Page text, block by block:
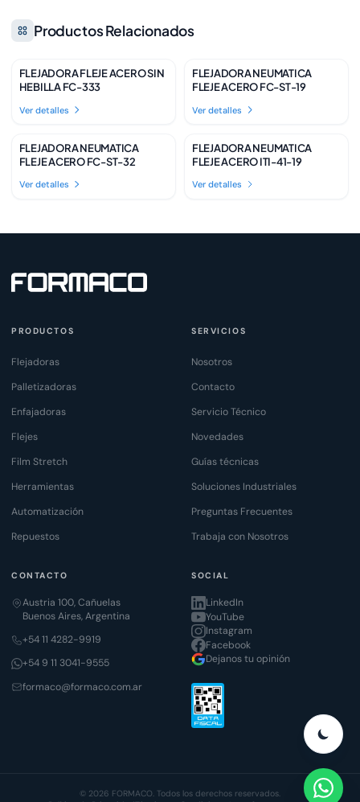
Productos Relacionados
Disponible
FLEJADORA FLEJE ACERO SIN
HEBILLA FC-333
Ver detalles
Disponible
FLEJADORA NEUMATICA
FLEJE ACERO FC-ST-19
Ver detalles
Disponible
FLEJADORA NEUMATICA
FLEJE ACERO FC-ST-32
Ver detalles
Disponible
FLEJADORA NEUMATICA
FLEJE ACERO ITI-41-19
Ver detalles
PRODUCTOS
Flejadoras
Palletizadoras
Enfajadoras
Flejes
Film Stretch
Herramientas
Automatización
Repuestos
SERVICIOS
Nosotros
Contacto
Servicio Técnico
Novedades
Guías técnicas
Soluciones Industriales
Preguntas Frecuentes
Trabaja con Nosotros
CONTACTO
Austria 100, Cañuelas
Buenos Aires, Argentina
+54 11 4282-9919
+54 9 11 3041-9555
formaco@formaco.com.ar
SOCIAL
LinkedIn
YouTube
Instagram
Facebook
Dejanos tu opinión
© 2026 FORMACO. Todos los derechos reservados.